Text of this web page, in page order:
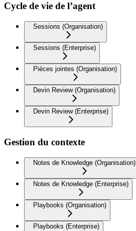
Cycle de vie de l’agent
Sessions (Organisation)
Sessions (Enterprise)
Pièces jointes (Organisation)
Devin Review (Organisation)
Devin Review (Enterprise)
Gestion du contexte
Notes de Knowledge (Organisation)
Notes de Knowledge (Enterprise)
Playbooks (Organisation)
Playbooks (Enterprise)